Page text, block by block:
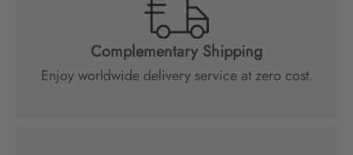
Complementary Shipping
Enjoy worldwide delivery service at zero cost.